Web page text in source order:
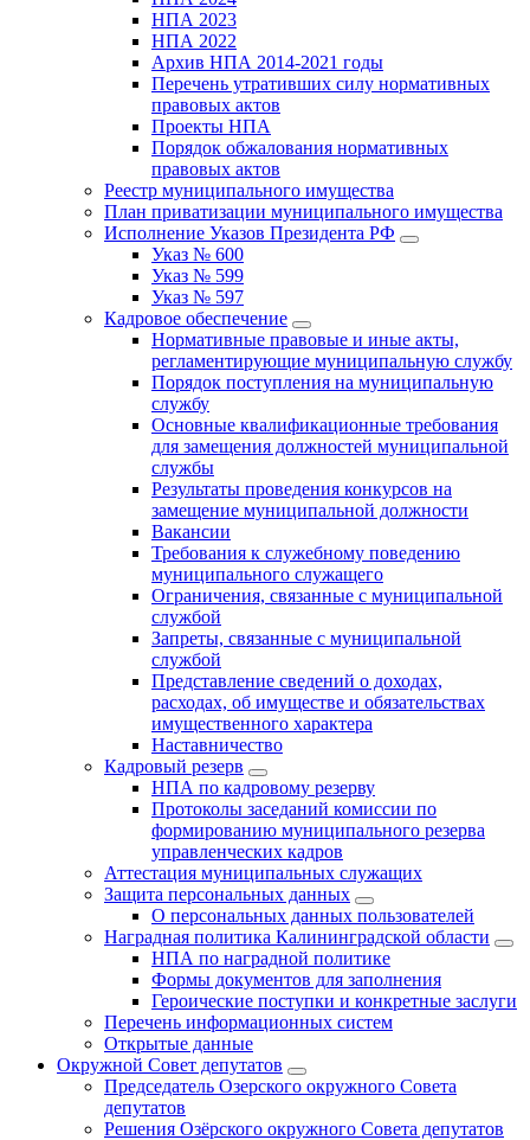
НПА 2023
НПА 2022
Архив НПА 2014-2021 годы
Перечень утративших силу нормативных
правовых актов
Проекты НПА
Порядок обжалования нормативных
правовых актов
Реестр муниципального имущества
План приватизации муниципального имущества
Исполнение Указов Президента РФ
Указ № 600
Указ № 599
Указ № 597
Кадровое обеспечение
Нормативные правовые и иные акты,
регламентирующие муниципальную службу
Порядок поступления на муниципальную
службу
Основные квалификационные требования
для замещения должностей муниципальной
службы
Результаты проведения конкурсов на
замещение муниципальной должности
Вакансии
Требования к служебному поведению
муниципального служащего
Ограничения, связанные с муниципальной
службой
Запреты, связанные с муниципальной
службой
Представление сведений о доходах,
расходах, об имуществе и обязательствах
имущественного характера
Наставничество
Кадровый резерв
НПА по кадровому резерву
Протоколы заседаний комиссии по
формированию муниципального резерва
управленческих кадров
Аттестация муниципальных служащих
Защита персональных данных
О персональных данных пользователей
Наградная политика Калининградской области
НПА по наградной политике
Формы документов для заполнения
Героические поступки и конкретные заслуги
Перечень информационных систем
Открытые данные
Окружной Совет депутатов
Председатель Озерского окружного Совета
депутатов
Решения Озёрского окружного Совета депутатов